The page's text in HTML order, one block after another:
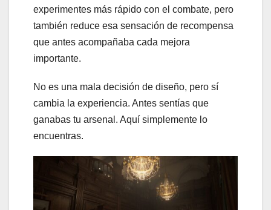
experimentes más rápido con el combate, pero
también reduce esa sensación de recompensa
que antes acompañaba cada mejora
importante.
No es una mala decisión de diseño, pero sí
cambia la experiencia. Antes sentías que
ganabas tu arsenal. Aquí simplemente lo
encuentras.